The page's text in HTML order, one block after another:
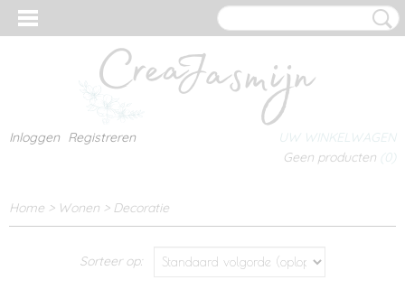
Inloggen Registreren
UW WINKELWAGEN
Geen producten
(0)
Home > Wonen > Decoratie
Sorteer op: